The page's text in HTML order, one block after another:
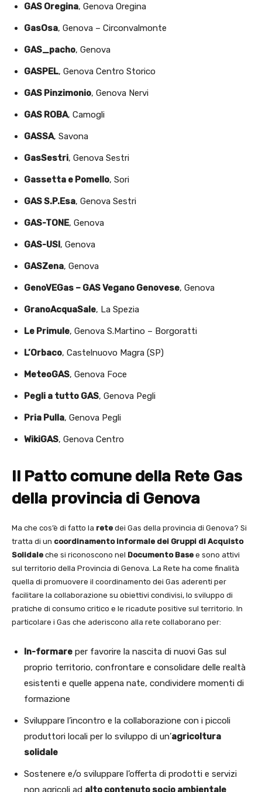
GAS Oregina, Genova Oregina
GasOsa, Genova – Circonvalmonte
GAS_pacho, Genova
GASPEL, Genova Centro Storico
GAS Pinzimonio, Genova Nervi
GAS ROBA, Camogli
GASSA, Savona
GasSestri, Genova Sestri
Gassetta e Pomello, Sori
GAS S.P.Esa, Genova Sestri
GAS-TONE, Genova
GAS-USI, Genova
GASZena, Genova
GenoVEGas – GAS Vegano Genovese, Genova
GranoAcquaSale, La Spezia
Le Primule, Genova S.Martino – Borgoratti
L’Orbaco, Castelnuovo Magra (SP)
MeteoGAS, Genova Foce
Pegli a tutto GAS, Genova Pegli
Pria Pulla, Genova Pegli
WikiGAS, Genova Centro
Il Patto comune della Rete Gas
della provincia di Genova
Ma che cos’è di fatto la rete dei Gas della provincia di Genova? Si
tratta di un coordinamento informale dei Gruppi di Acquisto
Solidale che si riconoscono nel Documento Base e sono attivi
sul territorio della Provincia di Genova. La Rete ha come finalità
quella di promuovere il coordinamento dei Gas aderenti per
facilitare la collaborazione su obiettivi condivisi, lo sviluppo di
pratiche di consumo critico e le ricadute positive sul territorio. In
particolare i Gas che aderiscono alla rete collaborano per:
In-formare per favorire la nascita di nuovi Gas sul
proprio territorio, confrontare e consolidare delle realtà
esistenti e quelle appena nate, condividere momenti di
formazione
Sviluppare l’incontro e la collaborazione con i piccoli
produttori locali per lo sviluppo di un’agricoltura
solidale
Sostenere e/o sviluppare l’offerta di prodotti e servizi
non agricoli ad alto contenuto socio ambientale